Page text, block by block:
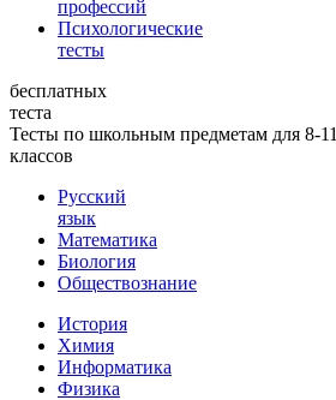
профессий
Психологические
тесты
бесплатных
теста
Тесты по школьным предметам для 8-11
классов
Русский
язык
Математика
Биология
Обществознание
История
Химия
Информатика
Физика